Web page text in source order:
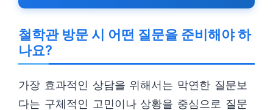
철학관 방문 시 어떤 질문을 준비해야 하
나요?
가장 효과적인 상담을 위해서는 막연한 질문보
다는 구체적인 고민이나 상황을 중심으로 질문